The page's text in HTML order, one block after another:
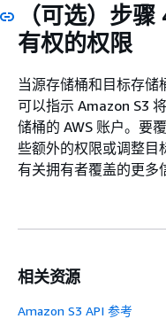
（可选）步
有权的权限
当源存储桶和目标存储
可以指示 Amazon S3
储桶的 AWS 账户。要
些额外的权限或调整目
有关拥有者覆盖的更多
相关资源
Amazon S3 API 参考